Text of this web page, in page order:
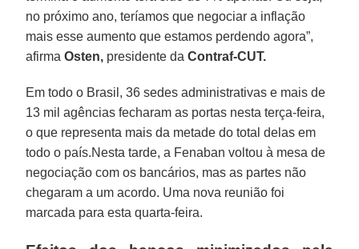
no próximo ano, teríamos que negociar a inflação
mais esse aumento que estamos perdendo agora”,
afirmaOsten, presidente daContraf-CUT.
Em todo o Brasil, 36 sedes administrativas e mais de
13 mil agências fecharam as portas nesta terça-feira,
o que representa mais da metade do total delas em
todo o país.Nesta tarde, a Fenaban voltou à mesa de
negociação com os bancários, mas as partes não
chegaram a um acordo. Uma nova reunião foi
marcada para esta quarta-feira.